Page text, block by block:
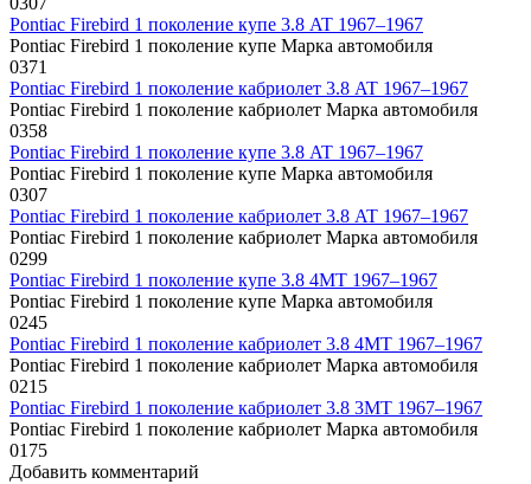
Pontiac Firebird 1 поколение купе 3.8 AT 1967–1967
Pontiac Firebird 1 поколение купе Марка автомобиля
0371
Pontiac Firebird 1 поколение кабриолет 3.8 AT 1967–1967
Pontiac Firebird 1 поколение кабриолет Марка автомобиля
0358
Pontiac Firebird 1 поколение купе 3.8 AT 1967–1967
Pontiac Firebird 1 поколение купе Марка автомобиля
0307
Pontiac Firebird 1 поколение кабриолет 3.8 AT 1967–1967
Pontiac Firebird 1 поколение кабриолет Марка автомобиля
0299
Pontiac Firebird 1 поколение купе 3.8 4MT 1967–1967
Pontiac Firebird 1 поколение купе Марка автомобиля
0245
Pontiac Firebird 1 поколение кабриолет 3.8 4MT 1967–1967
Pontiac Firebird 1 поколение кабриолет Марка автомобиля
0215
Pontiac Firebird 1 поколение кабриолет 3.8 3MT 1967–1967
Pontiac Firebird 1 поколение кабриолет Марка автомобиля
0175
Добавить комментарий